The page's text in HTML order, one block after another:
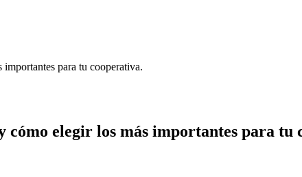
para tu cooperativa.
cómo elegir los más importantes para tu